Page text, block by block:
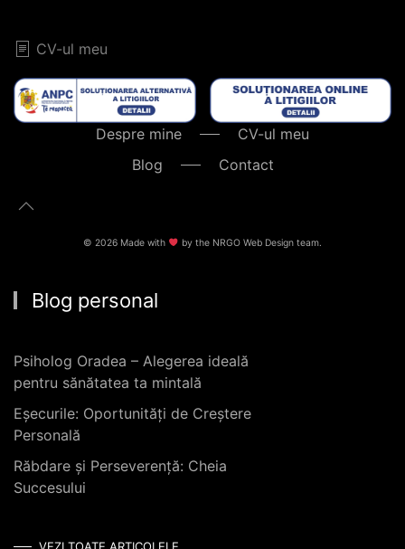
CV-ul meu
Despre mine
CV-ul meu
Blog
Contact
©2026 Made with by the NRGO Web Designteam.
Blog personal
Psiholog Oradea – Alegerea ideală
pentru sănătatea ta mintală
Eșecurile: Oportunități de Creștere
Personală
Răbdare și Perseverență: Cheia
Succesului